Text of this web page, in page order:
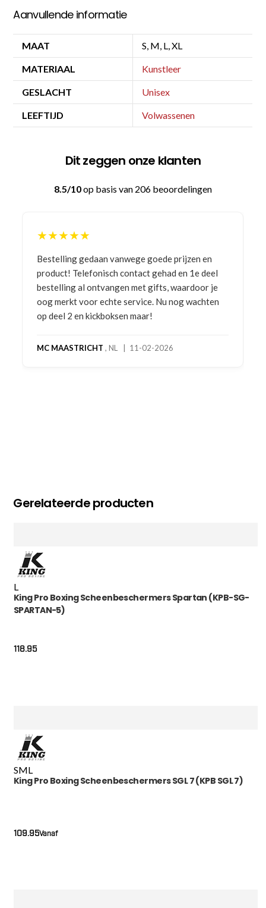
Aanvullende informatie
MAAT S, M, L, XL
MATERIAAL Kunstleer
GESLACHT Unisex
LEEFTIJD Volwassenen
Dit zeggen onze klanten
8.5/10op basis van 206 beoordelingen
★★★★★
Bestelling gedaan vanwege goede prijzen en
product! Telefonisch contact gehad en 1e deel
bestelling al ontvangen met gifts, waardoor je
oog merkt voor echte service. Nu nog wachten
op deel 2 en kickboksen maar!
MC MAASTRICHT , NL | 11-02-2026
Gerelateerde producten
L
King Pro Boxing Scheenbeschermers Spartan (KPB-SG-
SPARTAN-5)
118.95
SML
King Pro Boxing Scheenbeschermers SGL 7 (KPB SGL 7)
Vanaf
109.95